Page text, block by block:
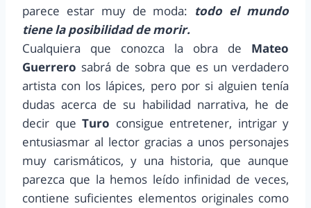
parece estar muy de moda: todo el mundo
tiene la posibilidad de morir.
Cualquiera que conozca la obra de Mateo
Guerrero sabrá de sobra que es un verdadero
artista con los lápices, pero por si alguien tenía
dudas acerca de su habilidad narrativa, he de
decir que Turo consigue entretener, intrigar y
entusiasmar al lector gracias a unos personajes
muy carismáticos, y una historia, que aunque
parezca que la hemos leído infinidad de veces,
contiene suficientes elementos originales como